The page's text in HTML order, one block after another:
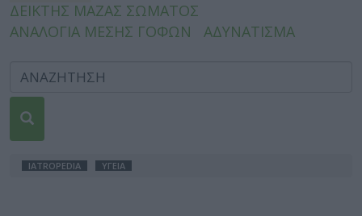
ΔΕΙΚΤΗΣ ΜΑΖΑΣ ΣΩΜΑΤΟΣ
ΑΝΑΛΟΓΙΑ ΜΕΣΗΣ ΓΟΦΩΝ
ΑΔΥΝΑΤΙΣΜΑ
IATROPEDIA ΥΓΕΙΑ